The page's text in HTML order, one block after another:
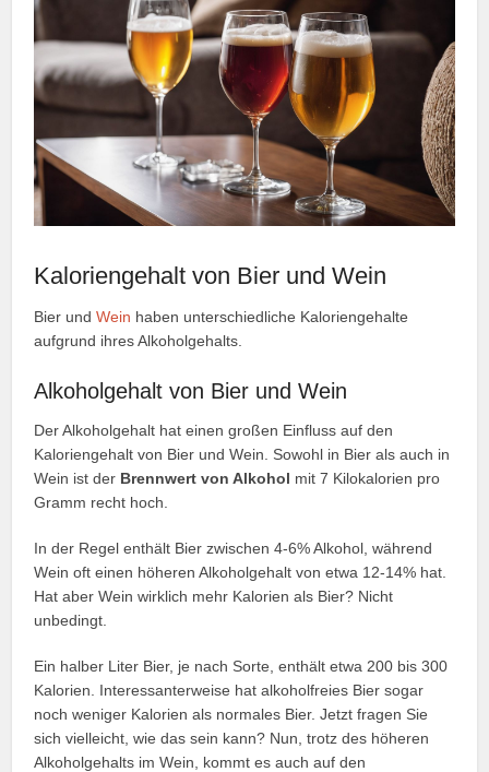
Kaloriengehalt von Bier und Wein
Bier undWein haben unterschiedliche Kaloriengehalte
aufgrund ihres Alkoholgehalts.
Alkoholgehalt von Bier und Wein
Der Alkoholgehalt hat einen großen Einfluss auf den
Kaloriengehalt von Bier und Wein. Sowohl in Bier als auch in
Wein ist der Brennwert von Alkohol mit 7 Kilokalorien pro
Gramm recht hoch.
In der Regel enthält Bier zwischen 4-6% Alkohol, während
Wein oft einen höheren Alkoholgehalt von etwa 12-14% hat.
Hat aber Wein wirklich mehr Kalorien als Bier? Nicht
unbedingt.
Ein halber Liter Bier, je nach Sorte, enthält etwa 200 bis 300
Kalorien. Interessanterweise hat alkoholfreies Bier sogar
noch weniger Kalorien als normales Bier. Jetzt fragen Sie
sich vielleicht, wie das sein kann? Nun, trotz des höheren
Alkoholgehalts im Wein, kommt es auch auf den